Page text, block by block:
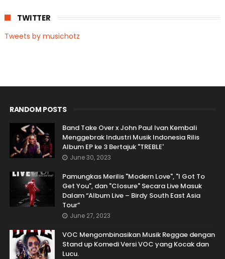
TWITTER
Tweets by musichotz
RANDOM POSTS
Band Take Over x John Paul Ivan Kembali
Menggebrak Industri Musik Indonesia Rilis
Album EP ke 3 Bertajuk "TREBLE'
June 30, 2023
Pamungkas Merilis "Modern Love", "I Got To
Get You", dan "Closure" Secara Live Masuk
Dalam “Album Live – Birdy South East Asia
Tour”
June 27, 2023
VOC Mengombinasikan Musik Reggae dengan
Stand up Komedi Versi VOC yang Kocak dan
Lucu.